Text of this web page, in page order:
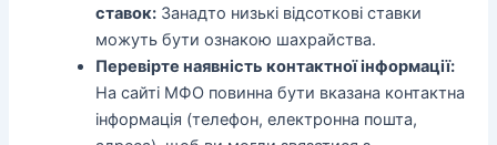
ставок: Занадто низькі відсоткові ставки
можуть бути ознакою шахрайства.
Перевірте наявність контактної інформації:
На сайті МФО повинна бути вказана контактна
інформація (телефон, електронна пошта,